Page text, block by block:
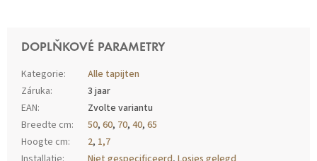
DOPLŇKOVÉ PARAMETRY
Kategorie:
Alle tapijten
Záruka:
3 jaar
EAN:
Zvolte variantu
Breedte cm: 50, 60, 70, 40, 65
Hoogte cm: 2, 1,7